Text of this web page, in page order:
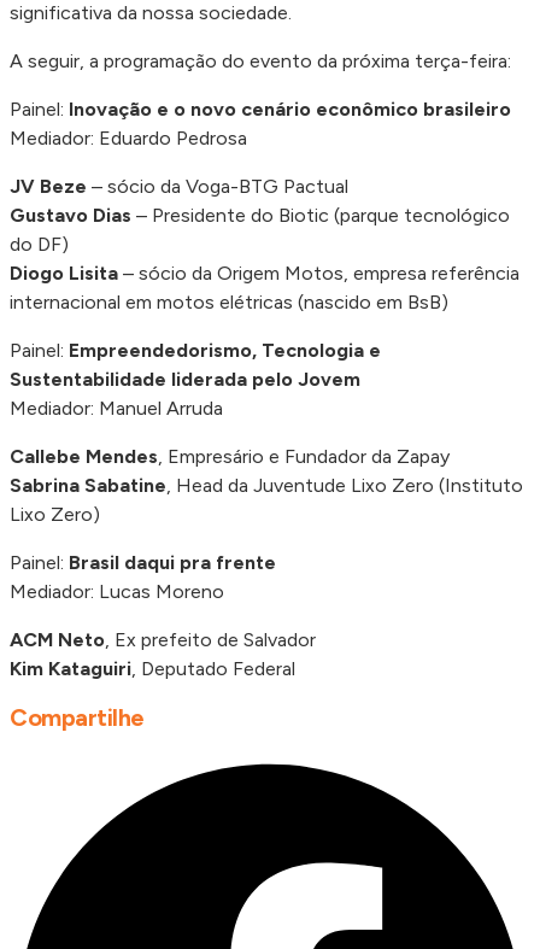
significativa da nossa sociedade.
A seguir, a programação do evento da próxima terça-feira:
Painel: Inovação e o novo cenário econômico brasileiro
Mediador: Eduardo Pedrosa
JV Beze – sócio da Voga-BTG Pactual
Gustavo Dias – Presidente do Biotic (parque tecnológico
do DF)
Diogo Lisita – sócio da Origem Motos, empresa referência
internacional em motos elétricas (nascido em BsB)
Painel: Empreendedorismo, Tecnologia e
Sustentabilidade liderada pelo Jovem
Mediador: Manuel Arruda
Callebe Mendes, Empresário e Fundador da Zapay
Sabrina Sabatine, Head da Juventude Lixo Zero (Instituto
Lixo Zero)
Painel: Brasil daqui pra frente
Mediador: Lucas Moreno
ACM Neto, Ex prefeito de Salvador
Kim Kataguiri, Deputado Federal
Compartilhe